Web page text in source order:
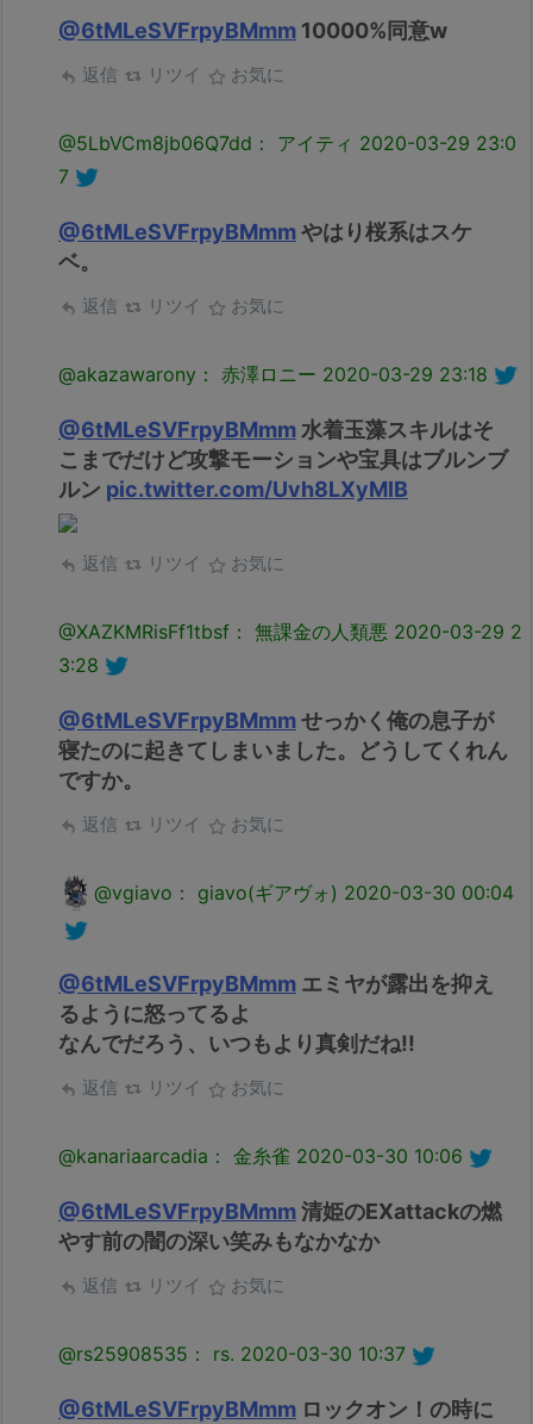
@6tMLeSVFrpyBMmm 10000%同意w
返信 リツイ お気に
@5LbVCm8jb06Q7dd： アイティ 2020-03-29 23:0
7
@6tMLeSVFrpyBMmmやはり桜系はスケ
ベ。
返信 リツイ お気に
@akazawarony： 赤澤ロニー 2020-03-29 23:18
@6tMLeSVFrpyBMmm 水着玉藻スキルはそ
こまでだけど攻撃モーションや宝具はブルンブ
ルン pic.twitter.com/Uvh8LXyMIB
返信 リツイ お気に
@XAZKMRisFf1tbsf： 無課金の人類悪 2020-03-29 2
3:28
@6tMLeSVFrpyBMmmせっかく俺の息子が
寝たのに起きてしまいました。どうしてくれん
ですか。
返信 リツイ お気に
@vgiavo： giavo(ギアヴォ) 2020-03-30 00:04
@6tMLeSVFrpyBMmm エミヤが露出を抑え
るように怒ってるよ
なんでだろう、いつもより真剣だね!!
返信 リツイ お気に
@kanariaarcadia： 金糸雀 2020-03-30 10:06
@6tMLeSVFrpyBMmm清姫のEXattackの燃
やす前の闇の深い笑みもなかなか
返信 リツイ お気に
@rs25908535： rs. 2020-03-30 10:37
@6tMLeSVFrpyBMmm ロックオン！の時に